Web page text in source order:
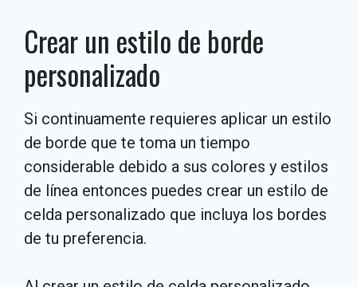
Crear un estilo de borde
personalizado
Si continuamente requieres aplicar un estilo
de borde que te toma un tiempo
considerable debido a sus colores y estilos
de línea entonces puedes crear un estilo de
celda personalizado que incluya los bordes
de tu preferencia.